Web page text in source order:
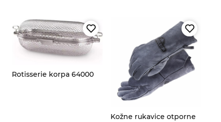
Rotisserie korpa 64000
Kožne rukavice otporne